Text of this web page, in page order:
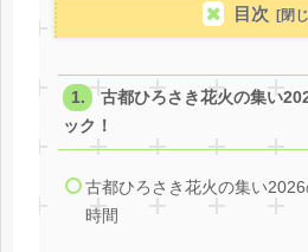
目次
古都ひろさき花火の集い
ック！
古都ひろさき花火の集い
時間